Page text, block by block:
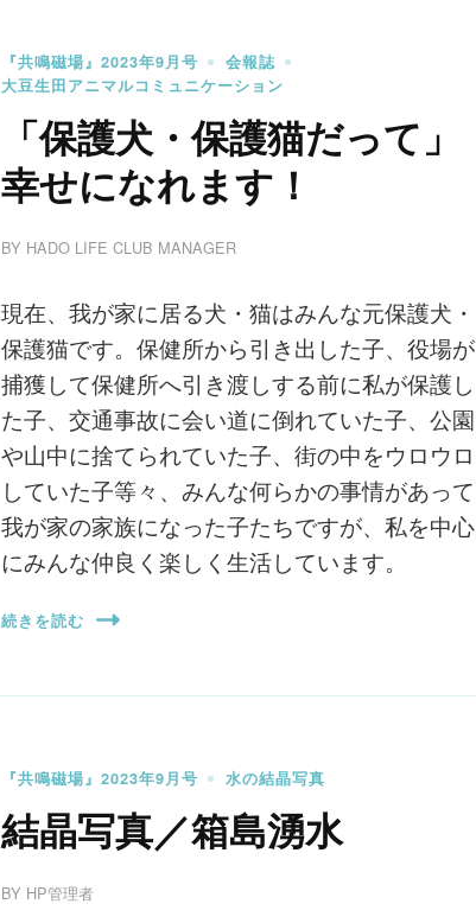
『共鳴磁場』2023年9月号
会報誌
大豆生田アニマルコミュニケーション
「保護犬・保護猫だって」
幸せになれます！
BY HADO LIFE CLUB MANAGER
現在、我が家に居る犬・猫はみんな元保護犬・
保護猫です。保健所から引き出した子、役場が
捕獲して保健所へ引き渡しする前に私が保護し
た子、交通事故に会い道に倒れていた子、公園
や山中に捨てられていた子、街の中をウロウロ
していた子等々、みんな何らかの事情があって
我が家の家族になった子たちですが、私を中心
にみんな仲良く楽しく生活しています。
続きを読む
『共鳴磁場』2023年9月号 水の結晶写真
結晶写真／箱島湧水
BY HP管理者